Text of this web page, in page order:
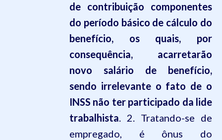
de contribuição componentes
do período básico de cálculo do
benefício, os quais, por
consequência, acarretarão
novo salário de benefício,
sendo irrelevante o fato de o
INSS não ter participado da lide
trabalhista. 2. Tratando-se de
empregado, é ônus do